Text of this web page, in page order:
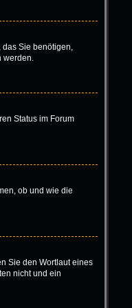
Sie benötigen,
Status im Forum
ob und wie die
Sie den Wortlaut eines
nicht und ein